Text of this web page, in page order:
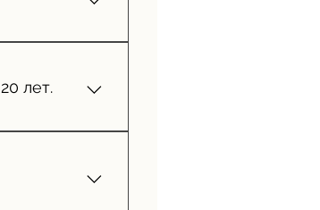
лет.
оборотной